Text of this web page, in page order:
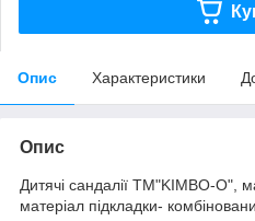
Опис Характеристики
Опис
Дитячі сандалії ТМ"KIMBO-O",
матеріал підкладки-